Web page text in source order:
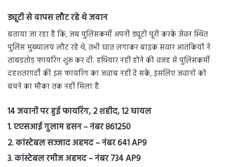
ड्यूटी से वापस लौट रहे थे जवान
बताया जा रहा है कि, जब पुलिसकर्मी अपनी ड्यूटी पूरी करके जेवन स्थित
पुलिस मुख्यालय लौट रहे थे, तभी घात लगाकर बाइक सवार आतंकियों ने
ताबड़तोड़ फायरिंग शुरू कर दी. हथियार नहीं होने की वजह से पुलिसकर्मी
दहशतरगर्दों की इस फायरिंग का जवाब नहीं दे सके, इसलिए जवानों को
बचने का मौका तक नहीं मिला है.
14 जवानों पर हुई फायरिंग, 2 शहीद, 12 घायल
1. एएसआई गुलाम हसन – नंबर 861250
2. कांस्टेबल सज्जाद अहमद – नंबर 641 AP9
3. कांस्टेबल रमीज अहमद – नंबर 734 AP9